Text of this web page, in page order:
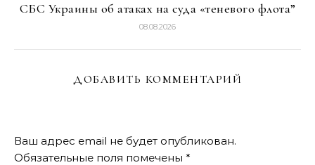
СБС Украины об атаках на суда «теневого флота”
08.08.2026
ДОБАВИТЬ КОММЕНТАРИЙ
Ваш адрес email не будет опубликован.
Обязательные поля помечены *